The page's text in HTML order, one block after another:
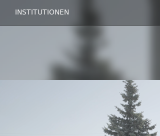
INSTITUTIONEN